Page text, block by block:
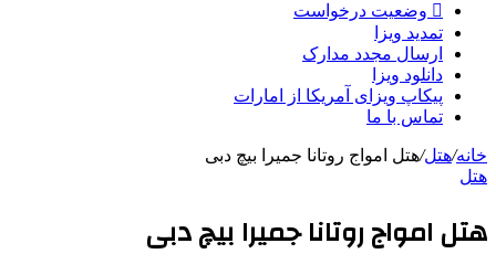
وضعیت درخواست
تمدید ویزا
ارسال مجدد مدارک
دانلود ویزا
پیکاپ ویزای آمریکا از امارات
تماس با ما
خانه/هتل/هتل امواج روتانا جمیرا بیچ دبی
هتل
هتل امواج روتانا جمیرا بیچ دبی